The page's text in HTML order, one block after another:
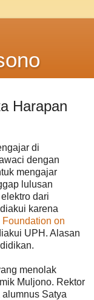
Harapan
di
dengan
mengajar
lulusan
dari
karena
Foundation on
UPH. Alasan
menolak
Muljono. Rektor
Satya